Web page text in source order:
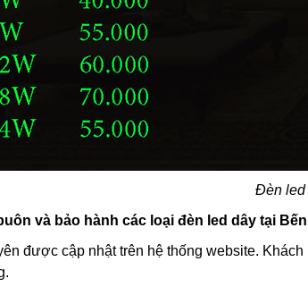
Đèn led
và bảo hành các loại đèn led dây tại Bến
được cập nhật trên hệ thống website.